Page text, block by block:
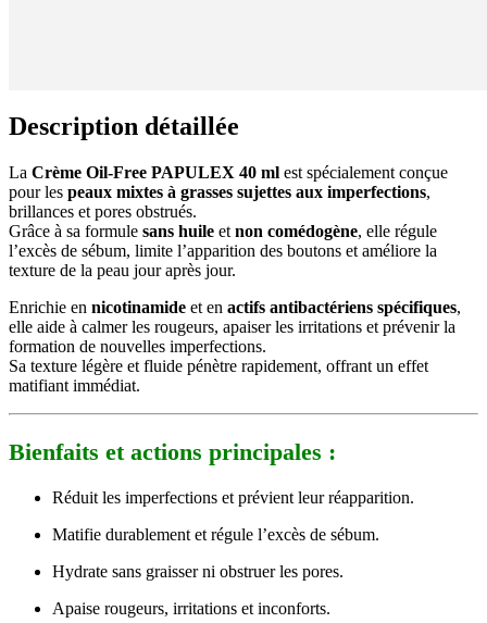
Description détaillée
La Crème Oil-Free PAPULEX 40 ml est spécialement conçue
pour les peaux mixtes à grasses sujettes aux imperfections,
brillances et pores obstrués.
Grâce à sa formule sans huile et non comédogène, elle régule
l’excès de sébum, limite l’apparition des boutons et améliore la
texture de la peau jour après jour.
Enrichie en nicotinamide et en actifs antibactériens spécifiques,
elle aide à calmer les rougeurs, apaiser les irritations et prévenir la
formation de nouvelles imperfections.
Sa texture légère et fluide pénètre rapidement, offrant un effet
matifiant immédiat.
Bienfaits et actions principales :
Réduit les imperfections et prévient leur réapparition.
Matifie durablement et régule l’excès de sébum.
Hydrate sans graisser ni obstruer les pores.
Apaise rougeurs, irritations et inconforts.